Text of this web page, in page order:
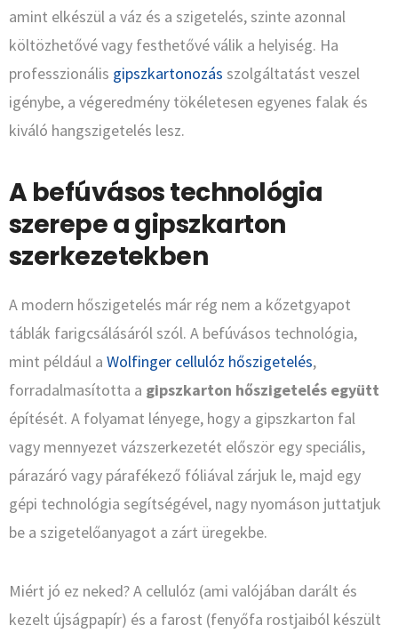
amint elkészül a váz és a szigetelés, szinte azonnal
költözhetővé vagy festhetővé válik a helyiség. Ha
professzionális gipszkartonozás szolgáltatást veszel
igénybe, a végeredmény tökéletesen egyenes falak és
kiváló hangszigetelés lesz.
A befúvásos technológia
szerepe a gipszkarton
szerkezetekben
A modern hőszigetelés már rég nem a kőzetgyapot
táblák farigcsálásáról szól. A befúvásos technológia,
mint például a Wolfinger cellulóz hőszigetelés,
forradalmasította a gipszkarton hőszigetelés együtt
építését. A folyamat lényege, hogy a gipszkarton fal
vagy mennyezet vázszerkezetét először egy speciális,
párazáró vagy párafékező fóliával zárjuk le, majd egy
gépi technológia segítségével, nagy nyomáson juttatjuk
be a szigetelőanyagot a zárt üregekbe.
Miért jó ez neked? A cellulóz (ami valójában darált és
kezelt újságpapír) és a farost (fenyőfa rostjaiból készült